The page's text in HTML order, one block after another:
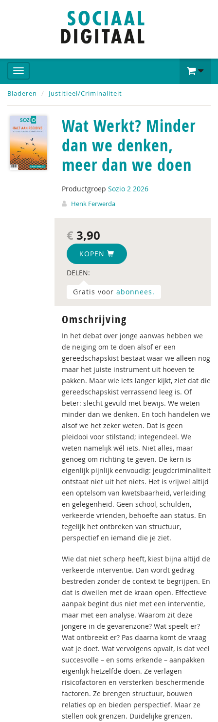
Bladeren Justitieel/Criminaliteit
Wat Werkt? Minder
dan we denken,
meer dan we doen
Productgroep Sozio 2 2026
Henk Ferwerda
€ 3,90
KOPEN
DELEN:
Gratis voor abonnees.
Omschrijving
In het debat over jonge aanwas hebben we
de neiging om te doen alsof er een
gereedschapskist bestaat waar we alleen nog
maar het juiste instrument uit hoeven te
pakken. Maar wie iets langer kijkt, ziet dat die
gereedschapskist verrassend leeg is. Of
beter: slecht gevuld met bewijs. We weten
minder dan we denken. En toch handelen we
alsof we het zeker weten. Dat is geen
pleidooi voor stilstand; integendeel. We
weten namelijk wél iets. Niet alles, maar
genoeg om richting te geven. De kern is
eigenlijk pijnlijk eenvoudig: jeugdcriminaliteit
ontstaat niet uit het niets. Het is vrijwel altijd
een optelsom van kwetsbaarheid, verleiding
en gelegenheid. Geen school, schulden,
verkeerde vrienden, behoefte aan status. En
tegelijk het ontbreken van structuur,
perspectief en iemand die je ziet.
Wie dat niet scherp heeft, kiest bijna altijd de
verkeerde interventie. Dan wordt gedrag
bestreden zonder de context te begrijpen. En
dat is dweilen met de kraan open. Effectieve
aanpak begint dus niet met een interventie,
maar met een analyse. Waarom zit deze
jongere in de gevarenzone? Wat speelt er?
Wat ontbreekt er? Pas daarna komt de vraag
wat je doet. Wat vervolgens opvalt, is dat veel
succesvolle – en soms erkende – aanpakken
eigenlijk hetzelfde doen. Ze verlagen
risicofactoren en versterken beschermende
factoren. Ze brengen structuur, bouwen
relaties op en bieden perspectief. Maar ze
stellen ook grenzen. Duidelijke grenzen.